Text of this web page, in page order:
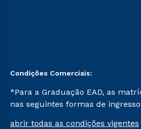
Condições Comerciais:
*Para a Graduação EAD, as
nas seguintes formas de
abrir todas as condições vigentes